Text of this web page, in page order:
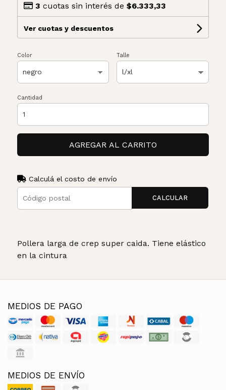
3 cuotas sin interés de $6.333,33
Ver cuotas y descuentos
Color Talle
Cantidad
AGREGAR AL CARRITO
Calculá el costo de envío
CALCULAR
Pollera larga de crep super caida. Tiene elástico
en la cintura
MEDIOS DE PAGO
MEDIOS DE ENVÍO